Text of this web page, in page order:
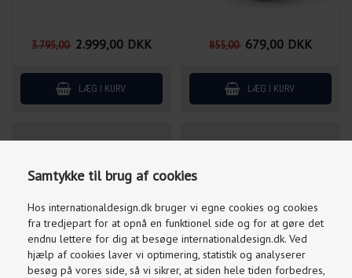
Samtykke til brug af cookies
Hos internationaldesign.dk bruger vi egne cookies og cookies
fra tredjepart for at opnå en funktionel side og for at gøre det
endnu lettere for dig at besøge internationaldesign.dk. Ved
hjælp af cookies laver vi optimering, statistik og analyserer
besøg på vores side, så vi sikrer, at siden hele tiden forbedres,
3.795,00 2.999,00 DKK 855,00 679,00 DKK